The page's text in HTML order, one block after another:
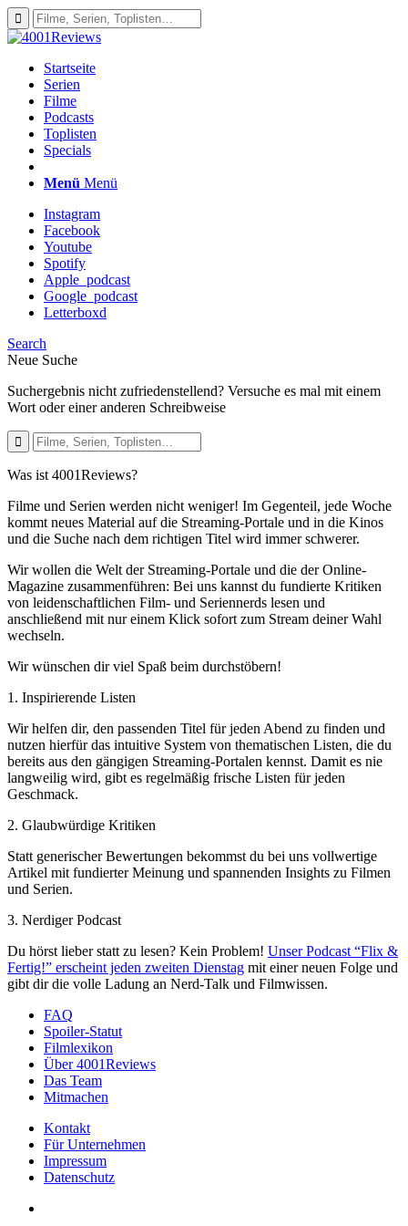
Startseite
Serien
Filme
Podcasts
Toplisten
Specials
Menü Menü
Instagram
Facebook
Youtube
Spotify
Apple_podcast
Google_podcast
Letterboxd
Search
Neue Suche
Suchergebnis nicht zufriedenstellend? Versuche es mal mit einem
Wort oder einer anderen Schreibweise
Was ist 4001Reviews?
Filme und Serien werden nicht weniger! Im Gegenteil, jede Woche
kommt neues Material auf die Streaming-Portale und in die Kinos
und die Suche nach dem richtigen Titel wird immer schwerer.
Wir wollen die Welt der Streaming-Portale und die der Online-
Magazine zusammenführen: Bei uns kannst du fundierte Kritiken
von leidenschaftlichen Film- und Seriennerds lesen und
anschließend mit nur einem Klick sofort zum Stream deiner Wahl
wechseln.
Wir wünschen dir viel Spaß beim durchstöbern!
1. Inspirierende Listen
Wir helfen dir, den passenden Titel für jeden Abend zu finden und
nutzen hierfür das intuitive System von thematischen Listen, die du
bereits aus den gängigen Streaming-Portalen kennst. Damit es nie
langweilig wird, gibt es regelmäßig frische Listen für jeden
Geschmack.
2. Glaubwürdige Kritiken
Statt generischer Bewertungen bekommst du bei uns vollwertige
Artikel mit fundierter Meinung und spannenden Insights zu Filmen
und Serien.
3. Nerdiger Podcast
Du hörst lieber statt zu lesen? Kein Problem! Unser Podcast “Flix &
Fertig!” erscheint jeden zweiten Dienstag mit einer neuen Folge und
gibt dir die volle Ladung an Nerd-Talk und Filmwissen.
FAQ
Spoiler-Statut
Filmlexikon
Über 4001Reviews
Das Team
Mitmachen
Kontakt
Für Unternehmen
Impressum
Datenschutz